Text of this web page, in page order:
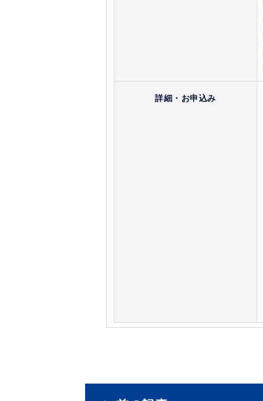
詳細・お申込み